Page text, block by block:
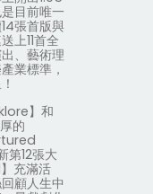
目前唯一
14張首版與
上11首全
、藝術理
業標準，
】和
的
第12張大
】充滿活
顧人生中